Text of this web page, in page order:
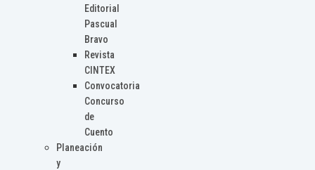
Editorial
Pascual
Bravo
Revista
CINTEX
Convocatoria
Concurso
de
Cuento
Planeación
y